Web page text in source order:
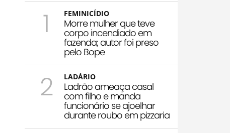
1 FEMINICÍDIO
Morre mulher que teve
corpo incendiado em
fazenda; autor foi preso
pelo Bope
2 LADÁRIO
Ladrão ameaça casal
com filho e manda
funcionário se ajoelhar
durante roubo em pizzaria